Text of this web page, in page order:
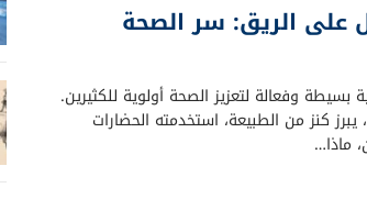
على الريق: سر الصحة
وفعالة لتعزيز الصحة أولوية للكثيرين.
كنز من الطبيعة، استخدمته الحضارات
ماذا…